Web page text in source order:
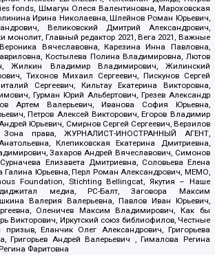
fonds, Шмагун Олеся Валентиновна, Мароховская
Ирина Николаевна, Шлейнов Роман Юрьевич,
Великовский Дмитрий Александрович,
монолит, Главный редактор 2021, Вега 2021, Важные
Вячеславовна, Карезина Инна Павловна,
Костылева Полина Владимировна, Лютов
Жилкин Владимир Владимирович, Жилинский
Тихонов Михаил Сергеевич, Пискунов Сергей
Сергеевич, Кильтау Екатерина Викторовна,
Гурман Юрий Альбертович, Грезев Александр
Артем Валерьевич, Иванова София Юрьевна,
Петров Алексей Викторович, Егоров Владимир
Юрьевич, Смирнов Сергей Сергеевич, Верзилов
права, ЖУРНАЛИСТ-ИНОСТРАННЫЙ АГЕНТ,
Клепиковская Екатерина Дмитриевна,
Захаров Андрей Вячеславович, Симонов
Елизавета Дмитриевна, Соловьева Елена
Галина Юрьевна, Перл Роман Александрович, МЕМО,
Foundation, Stichting Bellingcat, Якутия – Наше
медиа, РС-Балт, Заговора Максим
Валерия Валерьевна, Павлов Иван Юрьевич,
Оленичев Максим Владимирович, Как бы
Викторович, Иркутский союз библиофилов, Честные
призыв, Еланчик Олег Александрович, Григорьева
Григорьев Андрей Валерьевич , Гималова Регина
Фаритовна